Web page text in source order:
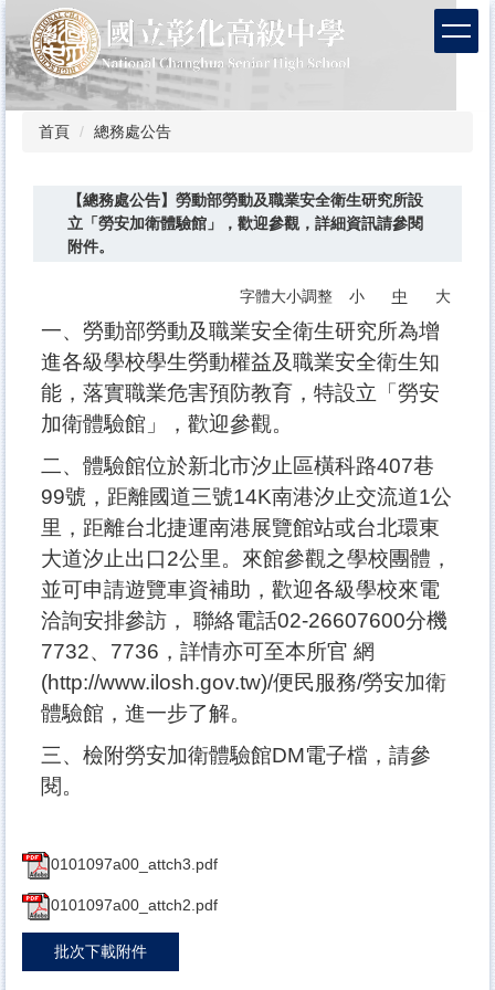
到
主
要
內
首頁 總務處公告
【總務處公告】勞動部勞動及職業安全衛生研究所設
立「勞安加衛體驗館」，歡迎參觀，詳細資訊請參閱
附件。
字體大小調整 小 中 大
一、勞動部勞動及職業安全衛生研究所為增
進各級學校學生勞動權益及職業安全衛生知
能，落實職業危害預防教育，特設立「勞安
加衛體驗館」，歡迎參觀。
二、體驗館位於新北市汐止區橫科路407巷
99號，距離國道三號14K南港汐止交流道1公
里，距離台北捷運南港展覽館站或台北環東
大道汐止出口2公里。來館參觀之學校團體，
並可申請遊覽車資補助，歡迎各級學校來電
洽詢安排參訪， 聯絡電話02-26607600分機
7732、7736，詳情亦可至本所官 網
(http://www.ilosh.gov.tw)/便民服務/勞安加衛
體驗館，進一步了解。
三、檢附勞安加衛體驗館DM電子檔，請參
閱。
0101097a00_attch3.pdf
0101097a00_attch2.pdf
批次下載附件